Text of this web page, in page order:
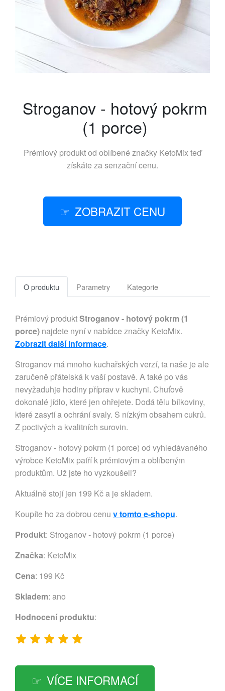
Stroganov - hotový pokrm
(1 porce)
Prémiový produkt od oblíbené značky KetoMixteď
získáte za senzační cenu.
ZOBRAZIT CENU
O produktu Parametry Kategorie
Prémiový produktStroganov - hotový pokrm (1
porce) najdete nyní v nabídce značky KetoMix.
Zobrazit další informace.
Stroganov má mnoho kuchařských verzí, ta naše je ale
zaručeně přátelská k vaší postavě. A také po vás
nevyžaduhje hodiny příprav v kuchyni. Chuťově
dokonalé jídlo, které jen ohřejete. Dodá tělu bílkoviny,
které zasytí a ochrání svaly. S nízkým obsahem cukrů.
Z poctivých a kvalitních surovin.
Stroganov - hotový pokrm (1 porce) od vyhledávaného
výrobce KetoMix patří k prémiovým a oblíbeným
produktům. Už jste ho vyzkoušeli?
Aktuálně stojí jen 199 Kč a je skladem.
Koupíte ho za dobrou cenu v tomto e-shopu.
Produkt: Stroganov - hotový pokrm (1 porce)
Značka: KetoMix
Cena: 199 Kč
Skladem: ano
Hodnocení produktu:
VÍCE INFORMACÍ